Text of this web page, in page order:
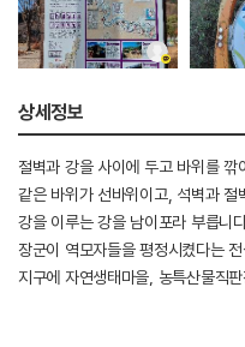
상세정보
절벽과 강을 사이에 두고 바위를
같은 바위가 선바위이고, 석벽과
강을 이루는 강을 남이포라 부릅니
장군이 역모자들을 평정시켰다는
지구에 자연생태마을, 농특산물직